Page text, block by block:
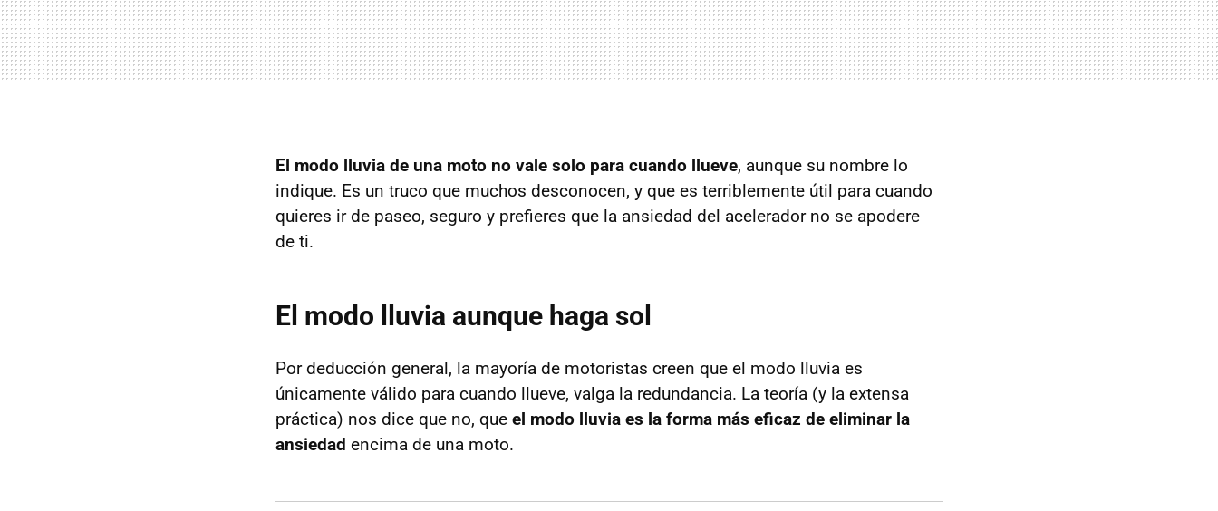
El modo lluvia de una moto no vale solo para cuando llueve, aunque su nombre lo
indique. Es un truco que muchos desconocen, y que es terriblemente útil para cuando
quieres ir de paseo, seguro y prefieres que la ansiedad del acelerador no se apodere
de ti.
El modo lluvia aunque haga sol
Por deducción general, la mayoría de motoristas creen que el modo lluvia es
únicamente válido para cuando llueve, valga la redundancia. La teoría (y la extensa
práctica) nos dice que no, que el modo lluvia es la forma más eficaz de eliminar la
ansiedad encima de una moto.